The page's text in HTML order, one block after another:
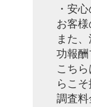
・安
お客
また
功報酬
こち
らこ
調査